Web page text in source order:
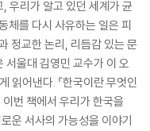
우리가 알고 있던 세계가 균
체를 다시 사유하는 일은 피
정교한 논리, 리듬감 있는 문
서울대 김영민 교수가 이 오
읽어낸다. 『한국이란 무엇인
번 책에서 우리가 한국을
운 서사의 가능성을 이야기